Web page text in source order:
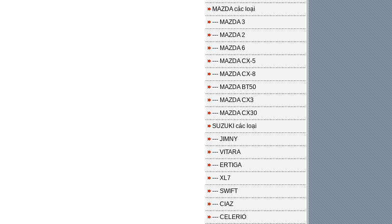
MAZDA các loại
--- MAZDA 3
--- MAZDA 2
--- MAZDA 6
--- MAZDA CX-5
--- MAZDA CX-8
--- MAZDA BT50
--- MAZDA CX3
--- MAZDA CX30
SUZUKI các loại
--- JIMNY
--- VITARA
--- ERTIGA
--- XL7
--- SWIFT
--- CIAZ
--- CELERIO